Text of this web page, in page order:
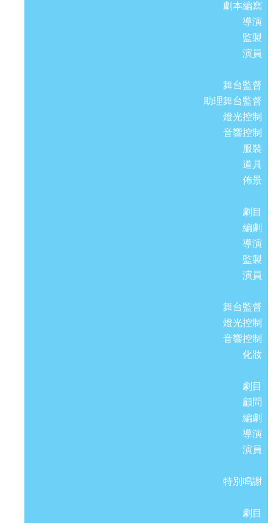
劇本編寫
導演
監製
演員
舞台監督
助理舞台監督
燈光控制
音響控制
服裝
道具
佈景
劇目
編劇
導演
監製
演員
舞台監督
燈光控制
音響控制
化妝
劇目
顧問
編劇
導演
演員
特別鳴謝
劇目